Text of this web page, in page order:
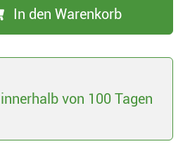
In den Warenkorb
von 100 Tagen